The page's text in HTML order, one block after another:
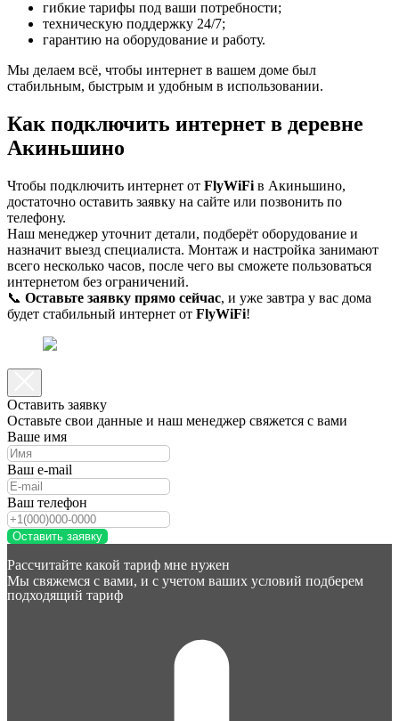
гибкие тарифы под ваши потребности;
техническую поддержку 24/7;
гарантию на оборудование и работу.
Мы делаем всё, чтобы интернет в вашем доме был
стабильным, быстрым и удобным в использовании.
Как подключить интернет в деревне
Акиньшино
Чтобы подключить интернет от FlyWiFi в Акиньшино,
достаточно оставить заявку на сайте или позвонить по
телефону.
Наш менеджер уточнит детали, подберёт оборудование и
назначит выезд специалиста. Монтаж и настройка занимают
всего несколько часов, после чего вы сможете пользоваться
интернетом без ограничений.
📞 Оставьте заявку прямо сейчас, и уже завтра у вас дома
будет стабильный интернет от FlyWiFi!
Оставить заявку
Оставьте свои данные и наш менеджер свяжется с вами
Ваше имя
Ваш e-mail
Ваш телефон
Оставить заявку
Рассчитайте какой тариф мне нужен
Мы свяжемся с вами, и с учетом ваших условий подберем
подходящий тариф